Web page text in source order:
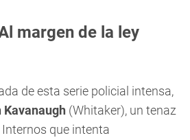
margen de la ley
de esta serie policial intensa,
Kavanaugh (Whitaker), un tenaz
que intenta